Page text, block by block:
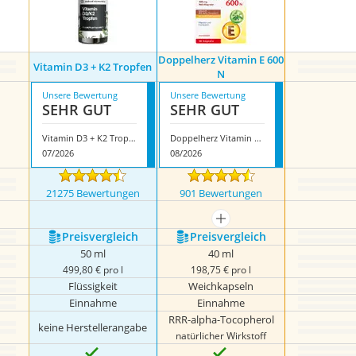
Vitamin D3 + K2 Tropfen Doppelherz Vitamin E 600
N
Unsere Bewertung
SEHR GUT
Vitamin D3 + K2 Tropfen
07/2026
Unsere Bewertung
SEHR GUT
Doppelherz Vitamin E 600 N
08/2026
21275 Bewertungen 901 Bewertungen
mehr anzeigen
Preis­vergleich Preis­vergleich
50 ml
499,80 € pro l
40 ml
198,75 € pro l
Flüssigkeit
Weichkapseln
Einnahme
Einnahme
keine Herstellerangabe
RRR-alpha-Tocopherol
natürlicher Wirkstoff